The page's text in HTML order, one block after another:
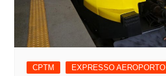
CPTM
EXPRESSO AEROPORTO